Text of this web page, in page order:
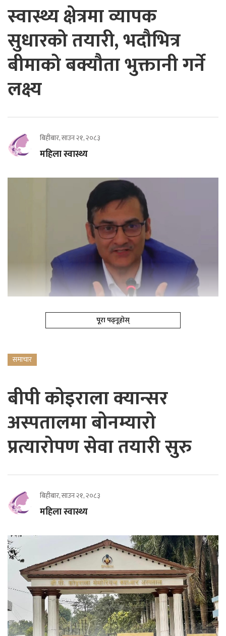
स्वास्थ्य क्षेत्रमा व्यापक
सुधारको तयारी, भदौभित्र
बीमाको बक्यौता भुक्तानी गर्ने
लक्ष्य
बिहीबार, साउन २१, २०८३
महिला स्वास्थ्य
पूरा पढ्नूहोस्
समाचार
बीपी कोइराला क्यान्सर
अस्पतालमा बोनम्यारो
प्रत्यारोपण सेवा तयारी सुरु
बिहीबार, साउन २१, २०८३
महिला स्वास्थ्य